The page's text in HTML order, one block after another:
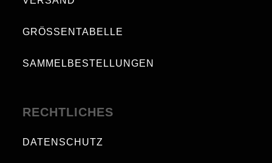
GRÖSSENTABELLE
SAMMELBESTELLUNGEN
RECHTLICHES
DATENSCHUTZ